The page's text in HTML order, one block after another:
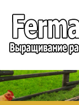
содержимому